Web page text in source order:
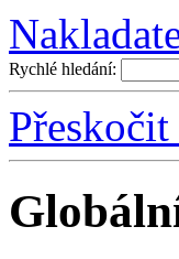
Rychlé hledání: